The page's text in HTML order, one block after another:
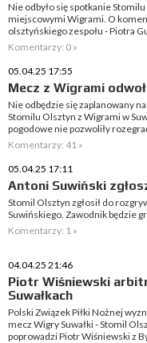
Nie odbyło się spotkanie
miejscowymi Wigrami. O
olsztyńskiego zespołu - Piotra
Komentarzy: 0 »
05.04.25 17:55
Mecz z Wigrami
Nie odbędzie się zaplanowany
Stomilu Olsztyn z Wigrami w
pogodowe nie pozwoliły
Komentarzy: 41 »
05.04.25 17:11
Antoni Suwiński
Stomil Olsztyn zgłosił do
Suwińskiego. Zawodnik będzie
Komentarzy: 1 »
04.04.25 21:46
Piotr Wiśniewski
Suwałkach
Polski Związek Piłki Nożnej
mecz Wigry Suwałki - Stomil
poprowadzi Piotr Wiśniewski z